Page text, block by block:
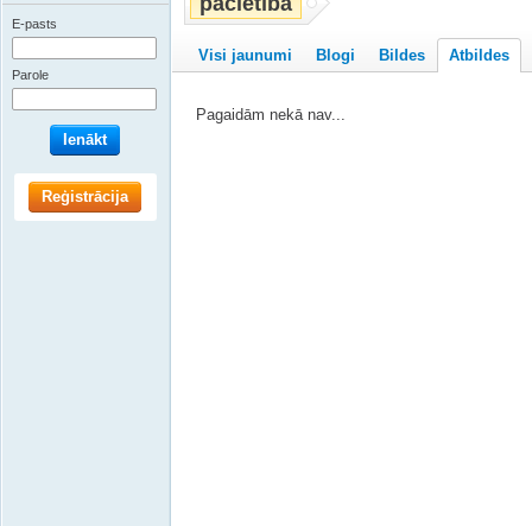
Visi jaunumi Blogi Bildes Atbildes
Pagaidām nekā nav...
E-pasts
Parole
Ienākt
Reģistrācija